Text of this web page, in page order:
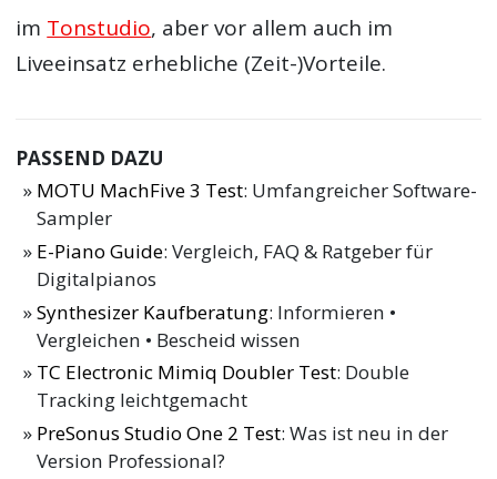
im Tonstudio, aber vor allem auch im
Liveeinsatz erhebliche (Zeit-)Vorteile.
PASSEND DAZU
MOTU MachFive 3 Test: Umfangreicher Software-
Sampler
E-Piano Guide: Vergleich, FAQ & Ratgeber für
Digitalpianos
Synthesizer Kaufberatung: Informieren •
Vergleichen • Bescheid wissen
TC Electronic Mimiq Doubler Test: Double
Tracking leichtgemacht
PreSonus Studio One 2 Test: Was ist neu in der
Version Professional?